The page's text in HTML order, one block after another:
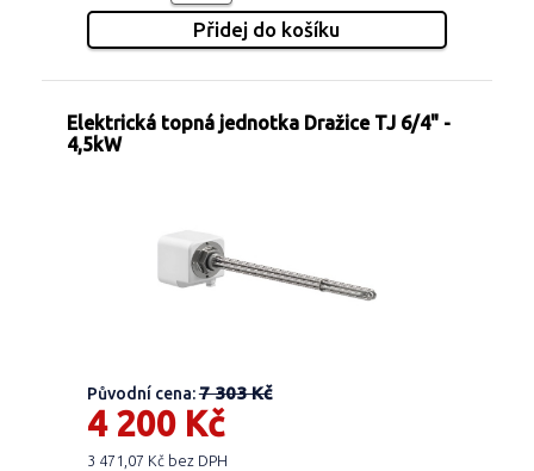
Elektrická topná jednotka Dražice TJ 6/4" -
4,5kW
Původní cena:7 303 Kč
4 200 Kč
3 471,07 Kč bez DPH